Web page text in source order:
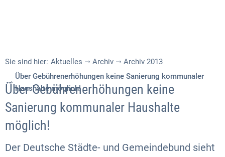
Sie sind hier: Aktuelles Archiv
Archiv 2013
Über Gebührenerhöhungen keine Sanierung kommunaler
Haushalte möglich!
Über Gebührenerhöhungen keine
Sanierung kommunaler Haushalte
möglich!
Der Deutsche Städte- und Gemeindebund sieht